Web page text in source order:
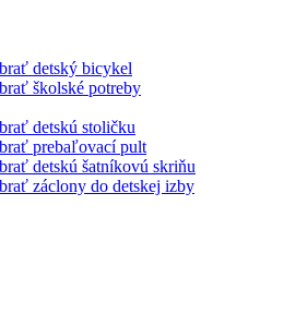
detský bicykel
školské potreby
detskú stoličku
prebaľovací pult
detskú šatníkovú skriňu
záclony do detskej izby